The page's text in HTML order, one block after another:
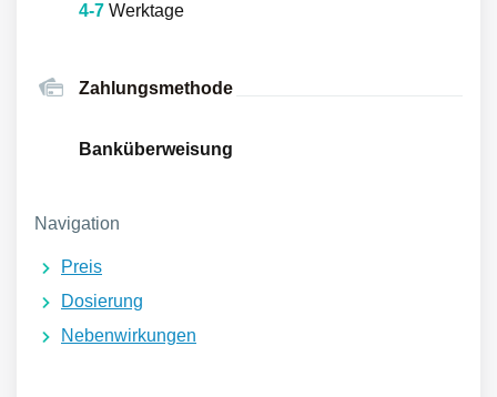
4-7 Werktage
Zahlungsmethode
Banküberweisung
Navigation
Preis
Dosierung
Nebenwirkungen